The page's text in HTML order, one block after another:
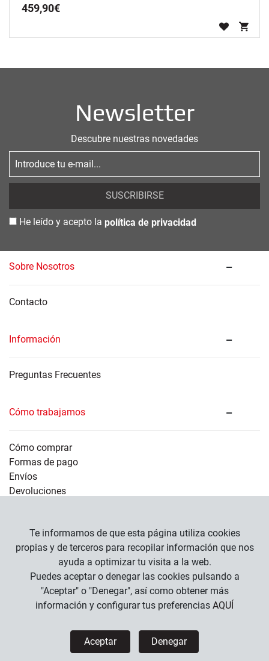
459,90€
Newsletter
Descubre nuestras novedades
SUSCRIBIRSE
He leído y acepto la política de privacidad
Sobre Nosotros
Contacto
Información
Preguntas Frecuentes
Cómo trabajamos
Cómo comprar
Formas de pago
Envíos
Devoluciones
Información legal
Condiciones Generales
Política de Privacidad
Política de Cookies
Te informamos de que esta página utiliza cookies
propias y de terceros para recopilar información que nos
ayuda a optimizar tu visita a la web.
Puedes aceptar o denegar las cookies pulsando a
"Aceptar" o "Denegar", así como obtener más
información y configurar tus preferencias AQUÍ
Aceptar Denegar